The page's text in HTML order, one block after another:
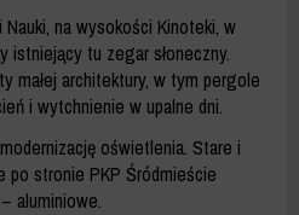
Nauki, na wysokości Kinoteki, w
istniejący tu zegar słoneczny.
małej architektury, w tym pergole
i wytchnienie w upalne dni.
oświetlenia. Stare i
po stronie PKP Śródmieście
aluminiowe.